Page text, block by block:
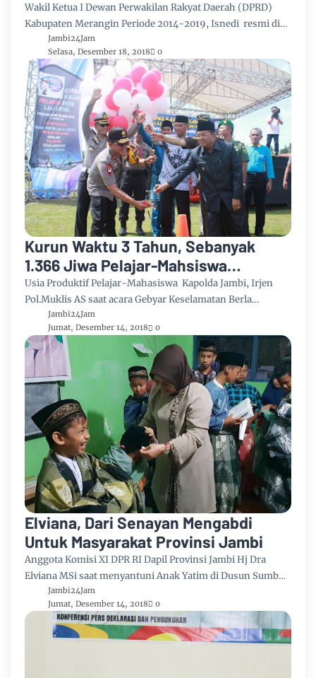
Wakil Ketua I Dewan Perwakilan Rakyat Daerah (DPRD)
Kabupaten Merangin Periode 2014-2019, Isnedi resmi di…
Jambi24Jam
Selasa, Desember 18, 2018
0
Kurun Waktu 3 Tahun, Sebanyak
1.366 Jiwa Pelajar-Mahsiswa
Meregang Nyawa di Jalanan Jambi
Usia Produktif Pelajar-Mahasiswa Kapolda Jambi, Irjen
Pol.Muklis AS saat acara Gebyar Keselamatan Berla…
Jambi24Jam
Jumat, Desember 14, 2018
0
Elviana, Dari Senayan Mengabdi
Untuk Masyarakat Provinsi Jambi
Anggota Komisi XI DPR RI Dapil Provinsi Jambi Hj Dra
Elviana MSi saat menyantuni Anak Yatim di Dusun Sumb…
Jambi24Jam
Jumat, Desember 14, 2018
0